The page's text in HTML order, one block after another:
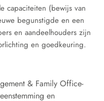
capaciteiten (bewijs van
begunstigde en een
en aandeelhouders zijn
en goedkeuring.
& Family Office-
en